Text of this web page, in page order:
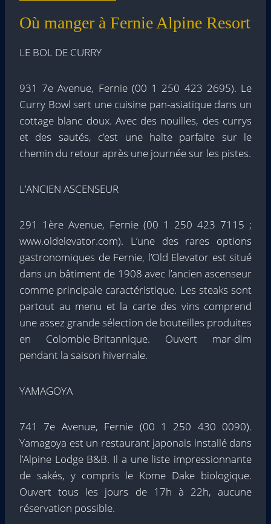
Où manger à Fernie Alpine Resort
LE BOL DE CURRY
931 7e Avenue, Fernie (00 1 250 423 2695). Le
Curry Bowl sert une cuisine pan-asiatique dans un
cottage blanc doux. Avec des nouilles, des currys
et des sautés, c’est une halte parfaite sur le
chemin du retour après une journée sur les pistes.
L’ANCIEN ASCENSEUR
291 1ère Avenue, Fernie (00 1 250 423 7115 ;
www.oldelevator.com). L’une des rares options
gastronomiques de Fernie, l’Old Elevator est situé
dans un bâtiment de 1908 avec l’ancien ascenseur
comme principale caractéristique. Les steaks sont
partout au menu et la carte des vins comprend
une assez grande sélection de bouteilles produites
en Colombie-Britannique. Ouvert mar-dim
pendant la saison hivernale.
YAMAGOYA
741 7e Avenue, Fernie (00 1 250 430 0090).
Yamagoya est un restaurant japonais installé dans
l’Alpine Lodge B&B. Il a une liste impressionnante
de sakés, y compris le Kome Dake biologique.
Ouvert tous les jours de 17h à 22h, aucune
réservation possible.